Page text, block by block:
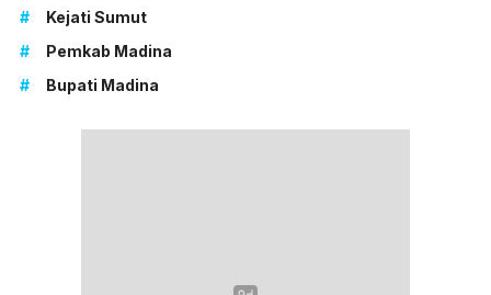
#
Kejati Sumut
#
Pemkab Madina
#
Bupati Madina